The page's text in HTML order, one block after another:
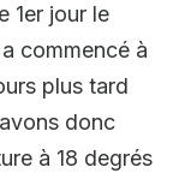
1er jour le
commencé à
plus tard
donc
à 18 degrés